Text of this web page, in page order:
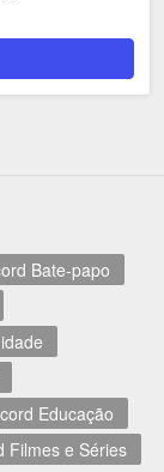
Bate-papo
Educação
Filmes e Séries